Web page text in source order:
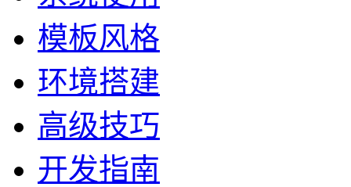
模板风格
环境搭建
高级技巧
开发指南